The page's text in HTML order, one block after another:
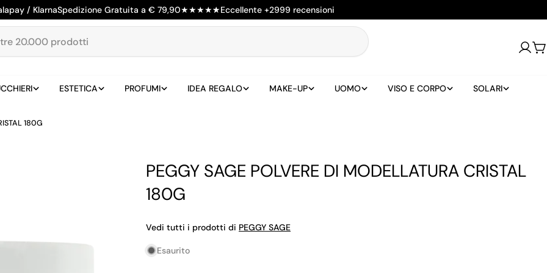
/ KlarnaSpedizione Gratuita a € 79,90★★★★★Eccellente +2999 recensioni
Login
ESTETICA PROFUMI IDEA REGALO MAKE-UP UOMO VISO E CORPO SOLARI
180G
PEGGY SAGE POLVERE DI MODELLATURA CRISTAL
180G
Vedi tutti i prodotti di PEGGY SAGE
Esaurito